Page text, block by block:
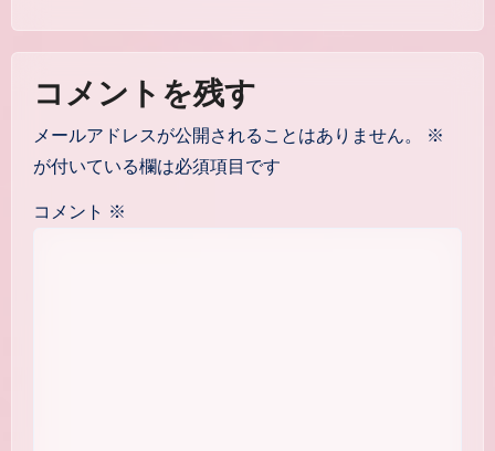
コメントを残す
メールアドレスが公開されることはありません。
※
が付いている欄は必須項目です
コメント ※